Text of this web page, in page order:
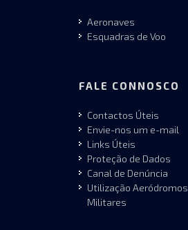
Aeronaves
Esquadras de Voo
FALE CONNOSCO
Contactos Úteis
Envie-nos um e-mail
Links Úteis
Proteção de Dados
Canal de Denúncia
Utilização Aeródromos
Militares